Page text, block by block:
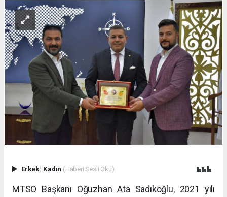
Erkek| Kadın (Haberi Sesli Oku)
MTSO Başkanı Oğuzhan Ata Sadıkoğlu, 2021 yılı